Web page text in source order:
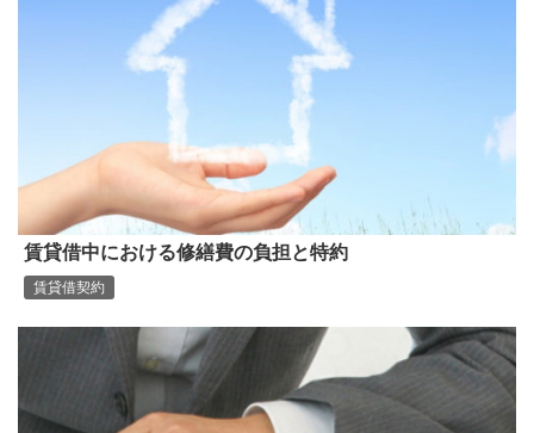
賃貸借中における修繕費の負担と特約
賃貸借契約